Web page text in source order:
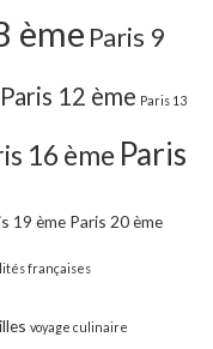
ème Paris 9
Paris 12 ème Paris 13
16 ème Paris
19 ème Paris 20 ème
françaises
voyage culinaire